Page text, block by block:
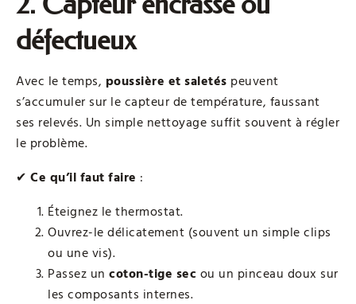
défectueux
Avec le temps, poussière et saletés peuvent
s’accumuler sur le capteur de température, faussant
ses relevés. Un simple nettoyage suffit souvent à régler
le problème.
✔ Ce qu’il faut faire :
Éteignez le thermostat.
Ouvrez-le délicatement (souvent un simple clips
ou une vis).
Passez un coton-tige sec ou un pinceau doux sur
les composants internes.